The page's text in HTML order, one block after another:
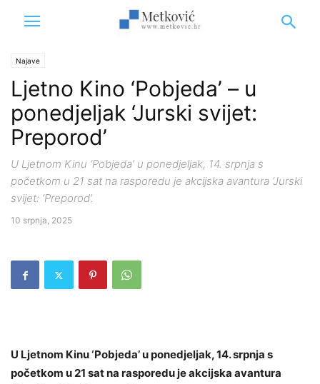
Najave
Ljetno Kino ‘Pobjeda’ – u
ponedjeljak ‘Jurski svijet:
Preporod’
U Ljetnom Kinu ‘Pobjeda’ u ponedjeljak, 14. srpnja s
početkom u 21 sat na rasporedu je akcijska avantura ‘Jurski
svijet: ‘Preporod’.
10 srpnja, 2025
U Ljetnom Kinu ‘Pobjeda’ u ponedjeljak, 14. srpnja s
početkom u 21 sat na rasporedu je akcijska avantura